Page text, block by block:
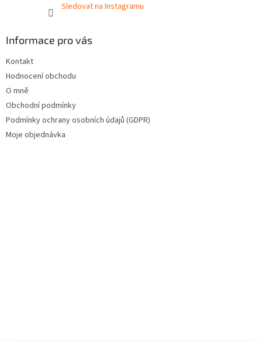
Sledovat na Instagramu
Informace pro vás
Kontakt
Hodnocení obchodu
O mně
Obchodní podmínky
Podmínky ochrany osobních údajů (GDPR)
Moje objednávka